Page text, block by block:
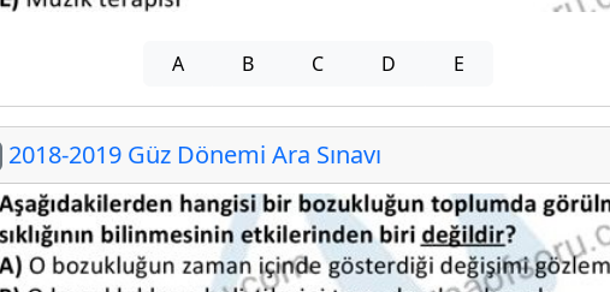
A B C D E
2018-2019 Güz Dönemi Ara Sınavı